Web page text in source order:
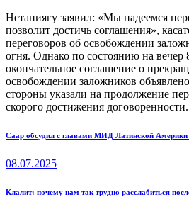
Нетаниягу заявил: «Мы надеемся
позволит достичь соглашения»,
переговоров об освобождении
огня. Однако по состоянию на вечер
окончательное соглашение о
освобождении заложников
стороны указали на продолжение
скорого достижения договоренности.
Навигация
по
Previous
Саар обсудил с главами МИД Латинской Америки
08.07.2025
Next
Клалит: почему нам так трудно расслабиться